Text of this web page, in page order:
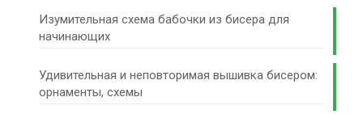
Изумительная схема бабочки из бисера для
начинающих
Удивительная и неповторимая вышивка бисером:
орнаменты, схемы